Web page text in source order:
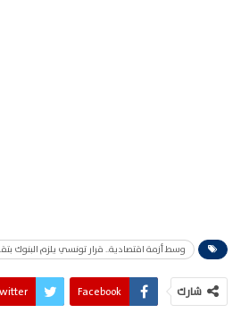
وسط أزمة اقتصادية.. قرار تونسي يلزم البنوك
شارك Facebook